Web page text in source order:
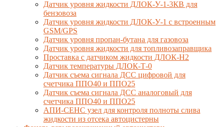
Датчик уровня жидкости ДЛОК-У-1-3КВ для
бензовоза
Датчик уровня жидкости ДЛОК-У-1 с встроенным
GSM/GPS
Датчик уровня пропан-бутана для газовоза
Датчик уровня жидкости для топливозаправщика
Проставка с датчиком жидкости ДЛОК-Н2
Датчик температуры ДЛОК-Т-0
Датчик съема сигнала ДСС цифровой для
счетчика ППО40 и ППО25
Датчик съема сигнала ДСС аналоговый для
счетчика ППО40 и ППО25
АПИ-СЕНС узел для контроля полноты слива
жидкости из отсека автоцистерны